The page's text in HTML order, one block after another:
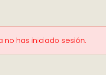
has iniciado sesión.